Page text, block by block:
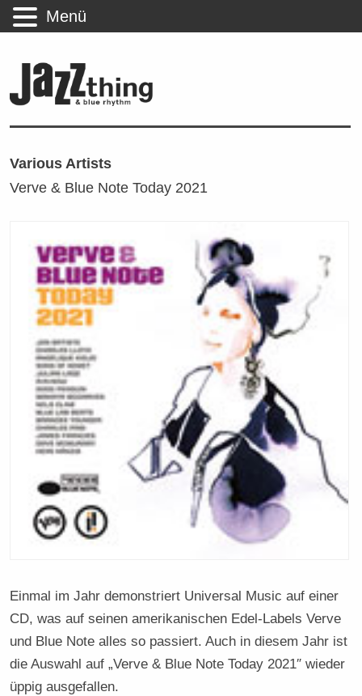
Various Artists
Verve & Blue Note Today 2021
Einmal im Jahr demonstriert Universal Music auf einer
CD, was auf seinen amerikanischen Edel-Labels Verve
und Blue Note alles so passiert. Auch in diesem Jahr ist
die Auswahl auf „Verve & Blue Note Today 2021″ wieder
üppig ausgefallen.
Menü